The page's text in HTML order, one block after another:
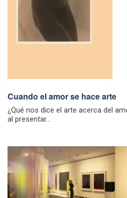
Cuando el amor se hace arte
¿Qué nos dice el arte acerca del
al presentar...